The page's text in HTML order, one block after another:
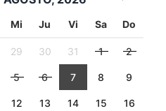
Mi Ju Vi Sa Do
29 30 31 1 2
5 6 7 8 9
12 13 14 15 16